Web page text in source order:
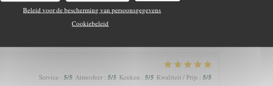
Beleid voor de bescherming van persoonsgegevens
Cookiebeleid
Service : 5/5 Atmosfeer: 5/5 Keuken : 5/5 Kwaliteit / Prijs: 5/5